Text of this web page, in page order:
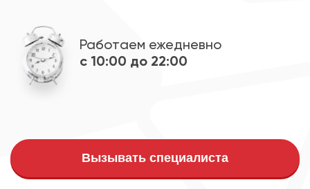
Работаем ежедневно
с 10:00 до 22:00
Вызывать специалиста